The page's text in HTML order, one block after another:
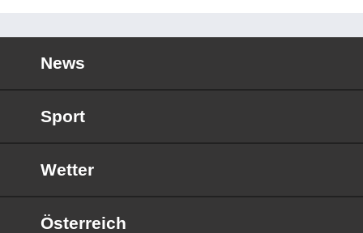
News
Sport
Wetter
Österreich